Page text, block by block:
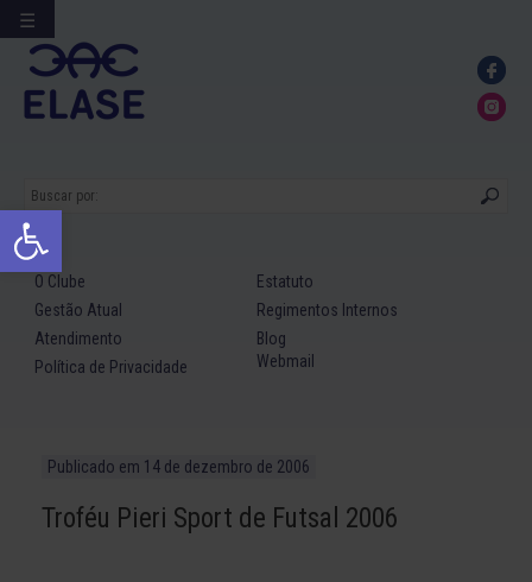
Abrir a barra de ferramentas
Ir
para
conteúdo
O Clube
Estatuto
Gestão Atual
Regimentos Internos
Atendimento
Blog
Política de Privacidade
Webmail
Publicado em 14 de dezembro de 2006
Troféu Pieri Sport de Futsal 2006
☰